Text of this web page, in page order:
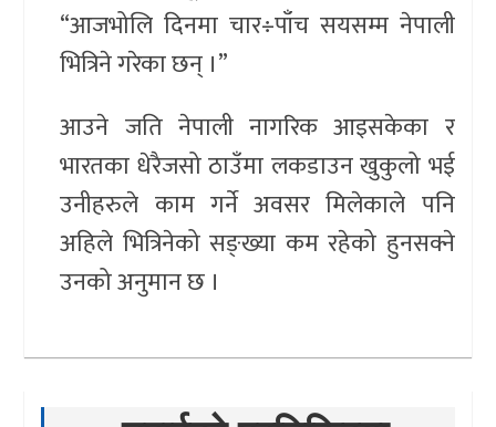
“आजभोलि दिनमा चार÷पाँच सयसम्म नेपाली
भित्रिने गरेका छन् ।”
आउने जति नेपाली नागरिक आइसकेका र
भारतका धेरैजसो ठाउँमा लकडाउन खुकुलो भई
उनीहरुले काम गर्ने अवसर मिलेकाले पनि
अहिले भित्रिनेको सङ्ख्या कम रहेको हुनसक्ने
उनको अनुमान छ ।